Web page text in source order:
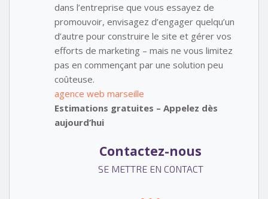
dans l’entreprise que vous essayez de
promouvoir, envisagez d’engager quelqu’un
d’autre pour construire le site et gérer vos
efforts de marketing – mais ne vous limitez
pas en commençant par une solution peu
coûteuse.
agence web marseille
Estimations gratuites – Appelez dès
aujourd’hui
Contactez-nous
SE METTRE EN CONTACT